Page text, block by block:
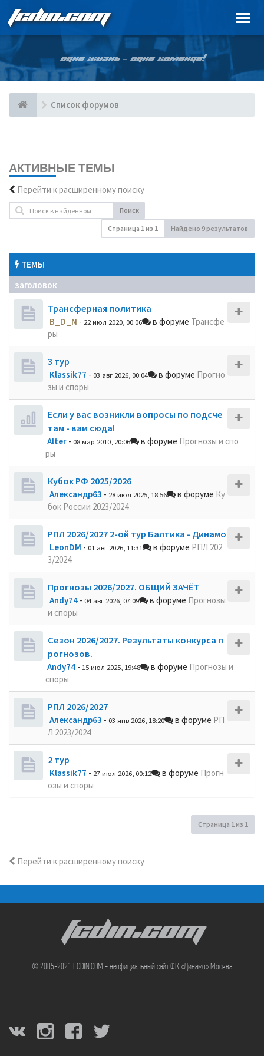
FCDIN.COM
ОДНА ЖИЗНЬ – ОДНА КОМАНДА!
Список форумов
АКТИВНЫЕ ТЕМЫ
Перейти к расширенному поиску
Поиск
Страница 1из 1 Найдено 9 результатов
ТЕМЫ
заголовок
Трансферная политика
B_D_N - 22 июл 2020, 00:06 в форуме Трансфе
ры
3 тур
Klassik77 - 03 авг 2026, 00:04 в форуме Прогно
зы и споры
Если у вас возникли вопросы по подсче
там - вам сюда!
Alter - 08 мар 2010, 20:06 в форуме Прогнозы и спо
ры
Кубок РФ 2025/2026
Александр63 - 28 июл 2025, 18:56 в форуме Ку
бок России 2023/2024
РПЛ 2026/2027 2-ой тур Балтика - Динамо
LeonDM - 01 авг 2026, 11:31 в форуме РПЛ 202
3/2024
Прогнозы 2026/2027. ОБЩИЙ ЗАЧЁТ
Andy74 - 04 авг 2026, 07:09 в форуме Прогнозы
и споры
Сезон 2026/2027. Результаты конкурса п
рогнозов.
Andy74 - 15 июл 2025, 19:48 в форуме Прогнозы и
споры
РПЛ 2026/2027
Александр63 - 03 янв 2026, 18:20 в форуме РП
Л 2023/2024
2 тур
Klassik77 - 27 июл 2026, 00:12 в форуме Прогн
озы и споры
Страница 1из 1
Перейти к расширенному поиску
FCDIN.COM
© 2005-2021 FCDIN.COM - неофициальный сайт ФК «Динамо» Москва